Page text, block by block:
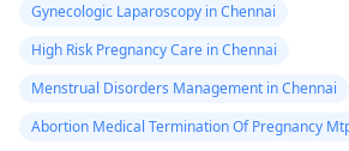
Gynecologic Laparoscopy in Chennai
High Risk Pregnancy Care in Chennai
Menstrual Disorders Management in Chennai
Abortion Medical Termination Of Pregnancy